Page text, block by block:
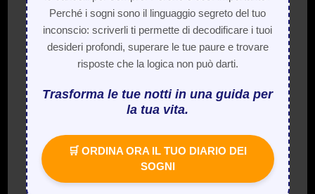
Perché i sogni sono il linguaggio segreto del tuo
inconscio: scriverli ti permette di decodificare i tuoi
desideri profondi, superare le tue paure e trovare
risposte che la logica non può darti.
Trasforma le tue notti in una guida per
la tua vita.
🛒 ORDINA ORA IL TUO DIARIO DEI
SOGNI